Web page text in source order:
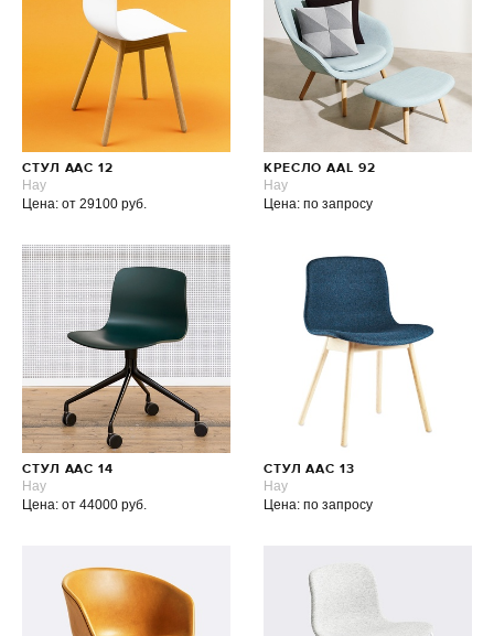
СТУЛ AAC 12
Hay
Цена: от 29100 руб.
КРЕСЛО AAL 92
Hay
Цена: по запросу
СТУЛ AAC 14
Hay
Цена: от 44000 руб.
СТУЛ AAC 13
Hay
Цена: по запросу